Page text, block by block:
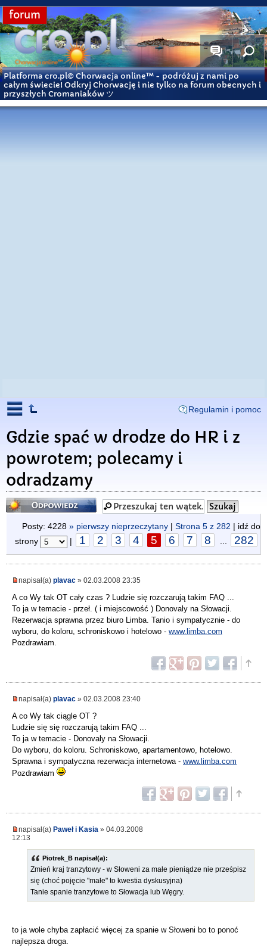
forum
Platforma cro.pl© Chorwacja online™ - podróżuj z nami po
całym świecie! Odkryj Chorwację i nie tylko na forum obecnych i
przyszłych Cromaniaków ツ
Regulamin i pomoc
Gdzie spać w drodze do HR i z
powrotem; polecamy i
odradzamy
Odpowiedz
Posty: 4228 » pierwszy nieprzeczytany | Strona 5 z 282 | idź do
strony
| 1 2 3 4 5 6 7 8 282
napisał(a) plavac » 02.03.2008 23:35
A co Wy tak OT cały czas ? Ludzie się rozczarują takim FAQ ...
To ja w temacie - przeł. ( i miejscowość ) Donovaly na Słowacji.
Rezerwacja sprawna przez biuro Limba. Tanio i sympatycznie - do
wyboru, do koloru, schroniskowo i hotelowo - www.limba.com
Pozdrawiam.
napisał(a) plavac » 02.03.2008 23:40
A co Wy tak ciągle OT ?
Ludzie się się rozczarują takim FAQ ...
To ja w temacie - Donovaly na Słowacji.
Do wyboru, do koloru. Schroniskowo, apartamentowo, hotelowo.
Sprawna i sympatyczna rezerwacja internetowa - www.limba.com
Pozdrawiam
napisał(a) Paweł i Kasia » 04.03.2008
12:13
Piotrek_B napisał(a):
Zmień kraj tranzytowy - w Słoweni za małe pieniądze nie prześpisz
się (choć pojęcie "małe" to kwestia dyskusyjna)
Tanie spanie tranzytowe to Słowacja lub Węgry.
to ja wole chyba zapłacić więcej za spanie w Słoweni bo to ponoć
najlepsza droga.